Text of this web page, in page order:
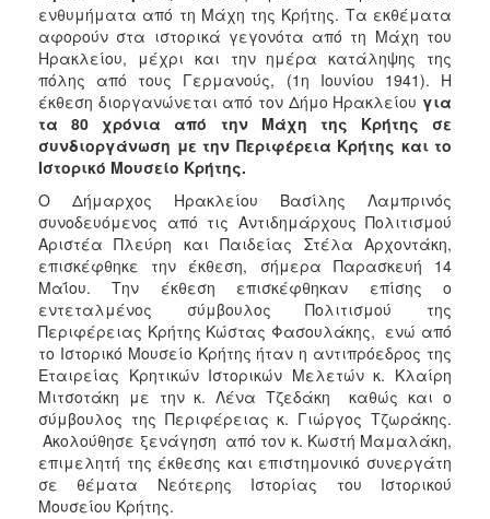
ενθυμήματα από τη Μάχη της Κρήτης. Τα εκθέματα
αφορούν στα ιστορικά γεγονότα από τη Μάχη του
Ηρακλείου, μέχρι και την ημέρα κατάληψης της
πόλης από τους Γερμανούς, (1η Ιουνίου 1941). Η
έκθεση διοργανώνεται από τον Δήμο Ηρακλείου για
τα 80 χρόνια από την Μάχη της Κρήτης σε
συνδιοργάνωση με την Περιφέρεια Κρήτης και το
Ιστορικό Μουσείο Κρήτης.
Ο Δήμαρχος Ηρακλείου Βασίλης Λαμπρινός
συνοδευόμενος από τις Αντιδημάρχους Πολιτισμού
Αριστέα Πλεύρη και Παιδείας Στέλα Αρχοντάκη,
επισκέφθηκε την έκθεση, σήμερα Παρασκευή 14
Μαΐου. Την έκθεση επισκέφθηκαν επίσης ο
εντεταλμένος σύμβουλος Πολιτισμού της
Περιφέρειας Κρήτης Κώστας Φασουλάκης, ενώ από
το Ιστορικό Μουσείο Κρήτης ήταν η αντιπρόεδρος της
Εταιρείας Κρητικών Ιστορικών Μελετών κ. Κλαίρη
Μιτσοτάκη με την κ. Λένα Τζεδάκη καθώς και ο
σύμβουλος της Περιφέρειας κ. Γιώργος Τζωράκης.
Ακολούθησε ξενάγηση από τον κ. Κωστή Μαμαλάκη,
επιμελητή της έκθεσης και επιστημονικό συνεργάτη
σε θέματα Νεότερης Ιστορίας του Ιστορικού
Μουσείου Κρήτης.